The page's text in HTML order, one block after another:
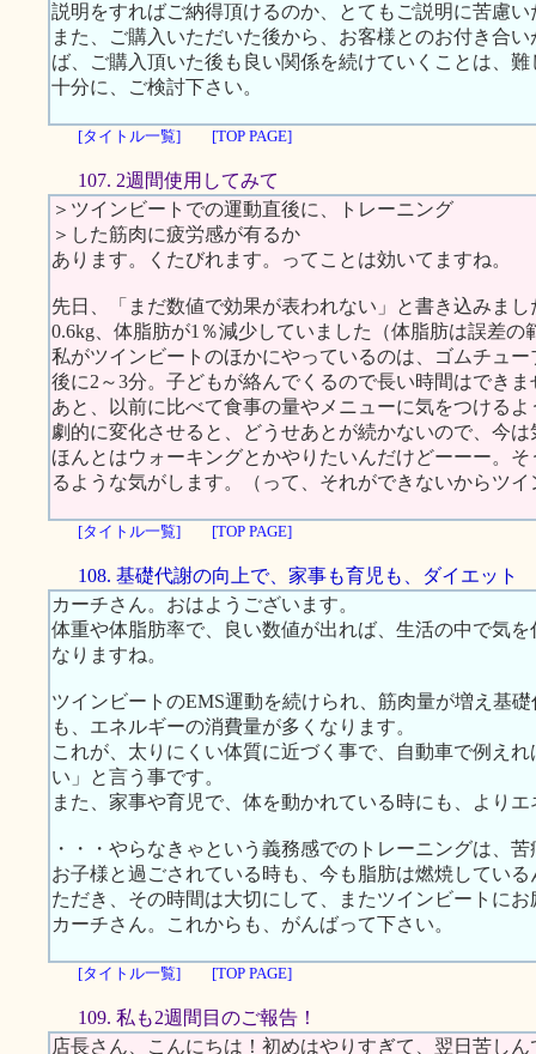
説明をすればご納得頂けるのか、とてもご説明に苦慮
また、ご購入いただいた後から、お客様とのお付き合
ば、ご購入頂いた後も良い関係を続けていくことは、
十分に、ご検討下さい。
[タイトル一覧] [TOP PAGE]
107. 2週間使用してみて
＞ツインビートでの運動直後に、トレーニング
＞した筋肉に疲労感が有るか
あります。くたびれます。ってことは効いてますね。
先日、「まだ数値で効果が表われない」と書き込みま
0.6kg、体脂肪が1％減少していました（体脂肪は誤差
私がツインビートのほかにやっているのは、ゴムチュ
後に2～3分。子どもが絡んでくるので長い時間はできま
あと、以前に比べて食事の量やメニューに気をつける
劇的に変化させると、どうせあとが続かないので、今
ほんとはウォーキングとかやりたいんだけどーーー。
るような気がします。（って、それができないからツ
[タイトル一覧] [TOP PAGE]
108. 基礎代謝の向上で、家事も育児も、ダイエット
カーチさん。おはようございます。
体重や体脂肪率で、良い数値が出れば、生活の中で気
なりますね。
ツインビートのEMS運動を続けられ、筋肉量が増え基
も、エネルギーの消費量が多くなります。
これが、太りにくい体質に近づく事で、自動車で例え
い」と言う事です。
また、家事や育児で、体を動かれている時にも、より
・・・やらなきゃという義務感でのトレーニングは、
お子様と過ごされている時も、今も脂肪は燃焼してい
ただき、その時間は大切にして、またツインビートにお
カーチさん。これからも、がんばって下さい。
[タイトル一覧] [TOP PAGE]
109. 私も2週間目のご報告！
店長さん、こんにちは！初めはやりすぎて、翌日苦し